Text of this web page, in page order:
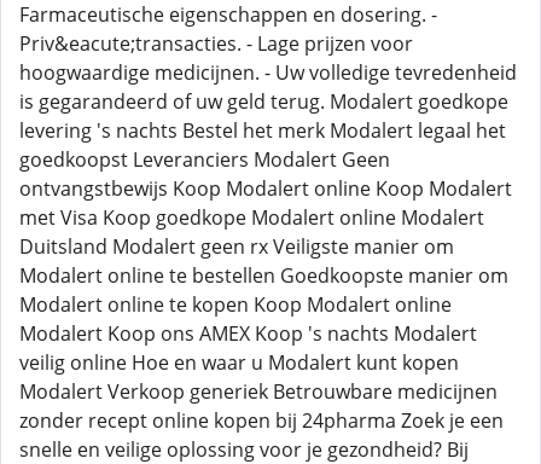
Farmaceutische eigenschappen en dosering. -
Priv&eacute;transacties. - Lage prijzen voor
hoogwaardige medicijnen. - Uw volledige tevredenheid
is gegarandeerd of uw geld terug. Modalert goedkope
levering 's nachts Bestel het merk Modalert legaal het
goedkoopst Leveranciers Modalert Geen
ontvangstbewijs Koop Modalert online Koop Modalert
met Visa Koop goedkope Modalert online Modalert
Duitsland Modalert geen rx Veiligste manier om
Modalert online te bestellen Goedkoopste manier om
Modalert online te kopen Koop Modalert online
Modalert Koop ons AMEX Koop 's nachts Modalert
veilig online Hoe en waar u Modalert kunt kopen
Modalert Verkoop generiek Betrouwbare medicijnen
zonder recept online kopen bij 24pharma Zoek je een
snelle en veilige oplossing voor je gezondheid? Bij